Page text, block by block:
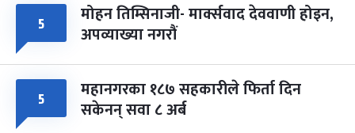
५ मोहन तिम्सिनाजी- मार्क्सवाद देववाणी होइन,
अपव्याख्या नगरौं
५ महानगरका १८७ सहकारीले फिर्ता दिन
सकेनन् सवा ८ अर्ब